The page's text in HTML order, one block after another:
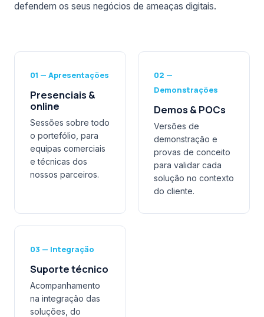
defendem os seus negócios de ameaças digitais.
01 — Apresentações
Presenciais &
online
Sessões sobre todo
o portefólio, para
equipas comerciais
e técnicas dos
nossos parceiros.
02 —
Demonstrações
Demos & POCs
Versões de
demonstração e
provas de conceito
para validar cada
solução no contexto
do cliente.
03 — Integração
Suporte técnico
Acompanhamento
na integração das
soluções, do